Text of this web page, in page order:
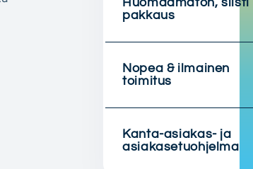
pakkaus
Nopea & ilmainen
toimitus
Kanta-asiakas- ja
asiakasetuohjelma